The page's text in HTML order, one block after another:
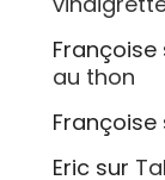
Françoise
au thon
Françoise
Eric sur